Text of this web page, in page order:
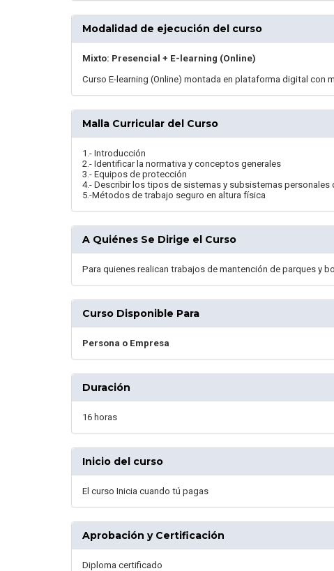
Modalidad de ejecución del curso
Mixto: Presencial + E-learning (Online)
Curso E-learning (Online) montada en plataforma digital con
Malla Curricular del Curso
1.- Introducción
2.- Identificar la normativa y conceptos generales
3.- Equipos de protección
4.- Describir los tipos de sistemas y subsistemas personales
5.-Métodos de trabajo seguro en altura física
A Quiénes Se Dirige el Curso
Para quienes realican trabajos de mantención de parques y
Curso Disponible Para
Persona o Empresa
Duración
16 horas
Inicio del curso
El curso Inicia cuando tú pagas
Aprobación y Certificación
Diploma certificado